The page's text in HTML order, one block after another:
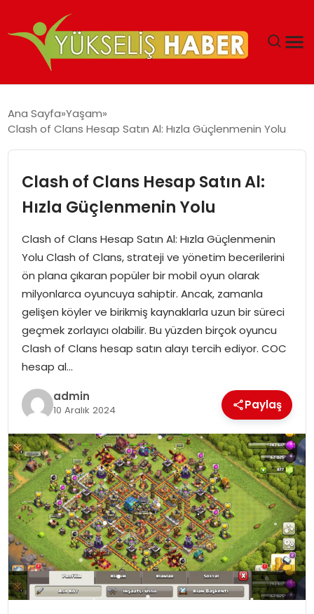
MALIYETLERINI AZALTIYOR’
Ana Sayfa Yaşam
Clash of Clans Hesap Satın Al: Hızla Güçlenmenin Yolu
Clash of Clans Hesap Satın Al:
Hızla Güçlenmenin Yolu
Clash of Clans Hesap Satın Al: Hızla Güçlenmenin
Yolu Clash of Clans, strateji ve yönetim becerilerini
ön plana çıkaran popüler bir mobil oyun olarak
milyonlarca oyuncuya sahiptir. Ancak, zamanla
gelişen köyler ve birikmiş kaynaklarla uzun bir süreci
geçmek zorlayıcı olabilir. Bu yüzden birçok oyuncu
Clash of Clans hesap satın alayı tercih ediyor. COC
hesap al…
admin
10 Aralık 2024 Paylaş